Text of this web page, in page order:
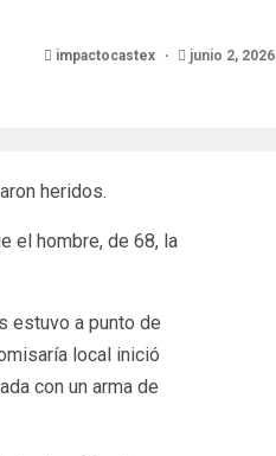
impactocastex junio 2, 2026
heridos.
el hombre, de 68, la
estuvo a punto de
local inició
con un arma de